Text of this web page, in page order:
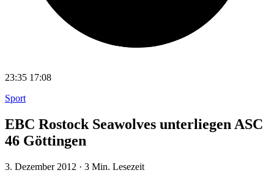
23:35 17:08
Sport
EBC Rostock Seawolves unterliegen ASC
46 Göttingen
3. Dezember 2012 · 3 Min. Lesezeit